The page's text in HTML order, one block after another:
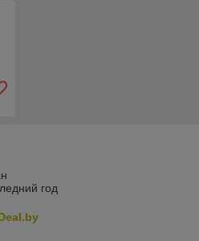
год